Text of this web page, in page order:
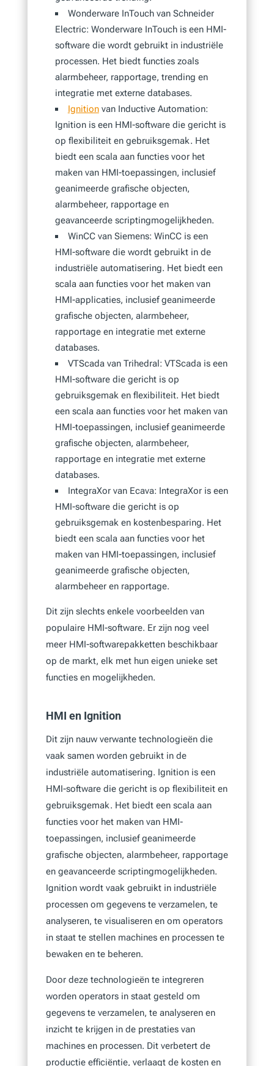
Wonderware InTouch van Schneider
Electric: Wonderware InTouch is een HMI-
software die wordt gebruikt in industriële
processen. Het biedt functies zoals
alarmbeheer, rapportage, trending en
integratie met externe databases.
Ignitionvan Inductive Automation:
Ignition is een HMI-software die gericht is
op flexibiliteit en gebruiksgemak. Het
biedt een scala aan functies voor het
maken van HMI-toepassingen, inclusief
geanimeerde grafische objecten,
alarmbeheer, rapportage en
geavanceerde scriptingmogelijkheden.
WinCC van Siemens: WinCC is een
HMI-software die wordt gebruikt in de
industriële automatisering. Het biedt een
scala aan functies voor het maken van
HMI-applicaties, inclusief geanimeerde
grafische objecten, alarmbeheer,
rapportage en integratie met externe
databases.
VTScada van Trihedral: VTScada is een
HMI-software die gericht is op
gebruiksgemak en flexibiliteit. Het biedt
een scala aan functies voor het maken van
HMI-toepassingen, inclusief geanimeerde
grafische objecten, alarmbeheer,
rapportage en integratie met externe
databases.
IntegraXor van Ecava: IntegraXor is een
HMI-software die gericht is op
gebruiksgemak en kostenbesparing. Het
biedt een scala aan functies voor het
maken van HMI-toepassingen, inclusief
geanimeerde grafische objecten,
alarmbeheer en rapportage.
Dit zijn slechts enkele voorbeelden van
populaire HMI-software. Er zijn nog veel
meer HMI-softwarepakketten beschikbaar
op de markt, elk met hun eigen unieke set
functies en mogelijkheden.
HMI en Ignition
Dit zijn nauw verwante technologieën die
vaak samen worden gebruikt in de
industriële automatisering. Ignition is een
HMI-software die gericht is op flexibiliteit en
gebruiksgemak. Het biedt een scala aan
functies voor het maken van HMI-
toepassingen, inclusief geanimeerde
grafische objecten, alarmbeheer, rapportage
en geavanceerde scriptingmogelijkheden.
Ignition wordt vaak gebruikt in industriële
processen om gegevens te verzamelen, te
analyseren, te visualiseren en om operators
in staat te stellen machines en processen te
bewaken en te beheren.
Door deze technologieën te integreren
worden operators in staat gesteld om
gegevens te verzamelen, te analyseren en
inzicht te krijgen in de prestaties van
machines en processen. Dit verbetert de
productie efficiëntie, verlaagt de kosten en